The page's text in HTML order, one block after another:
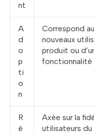
nt
A
d
o
p
ti
o
n
Correspond
nouveaux
produit ou
fonctionnalité
R
é
Axée sur la
utilisateurs